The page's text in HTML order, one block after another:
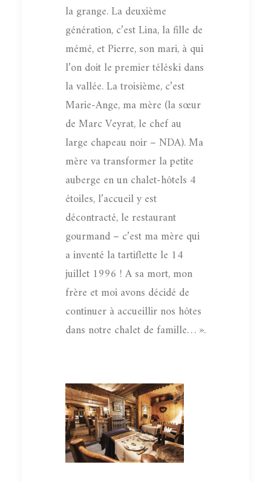
la grange. La deuxième
génération, c’est Lina, la fille de
mémé, et Pierre, son mari, à qui
l’on doit le premier téléski dans
la vallée. La troisième, c’est
Marie-Ange, ma mère (la sœur
de Marc Veyrat, le chef au
large chapeau noir – NDA). Ma
mère va transformer la petite
auberge en un chalet-hôtels 4
étoiles, l’accueil y est
décontracté, le restaurant
gourmand – c’est ma mère qui
a inventé la tartiflette le 14
juillet 1996 ! A sa mort, mon
frère et moi avons décidé de
continuer à accueillir nos hôtes
dans notre chalet de famille… ».